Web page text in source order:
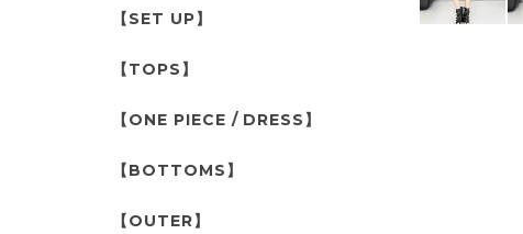
【SET UP】
【TOPS】
【ONE PIECE / DRESS】
【BOTTOMS】
【OUTER】